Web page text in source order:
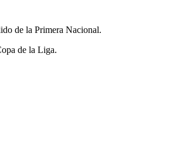
de la Primera Nacional.
de la Liga.